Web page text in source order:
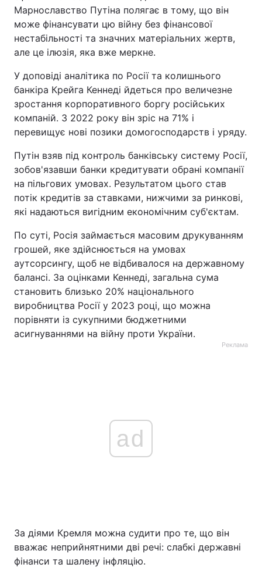
Марнославство Путіна полягає в тому, що він
може фінансувати цю війну без фінансової
нестабільності та значних матеріальних жертв,
але це ілюзія, яка вже меркне.
У доповіді аналітика по Росії та колишнього
банкіра Крейга Кеннеді йдеться про величезне
зростання корпоративного боргу російських
компаній. З 2022 року він зріс на 71% і
перевищує нові позики домогосподарств і уряду.
Путін взяв під контроль банківську систему Росії,
зобов'язавши банки кредитувати обрані компанії
на пільгових умовах. Результатом цього став
потік кредитів за ставками, нижчими за ринкові,
які надаються вигідним економічним суб'єктам.
По суті, Росія займається масовим друкуванням
грошей, яке здійснюється на умовах
аутсорсингу, щоб не відбивалося на державному
балансі. За оцінками Кеннеді, загальна сума
становить близько 20% національного
виробництва Росії у 2023 році, що можна
порівняти із сукупними бюджетними
асигнуваннями на війну проти України.
Реклама
ad
За діями Кремля можна судити про те, що він
вважає неприйнятними дві речі: слабкі державні
фінанси та шалену інфляцію.